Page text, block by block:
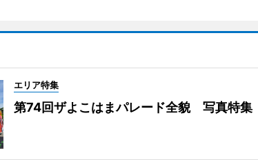
エリア特集
第74回ザよこはまパレード全貌 写真特集